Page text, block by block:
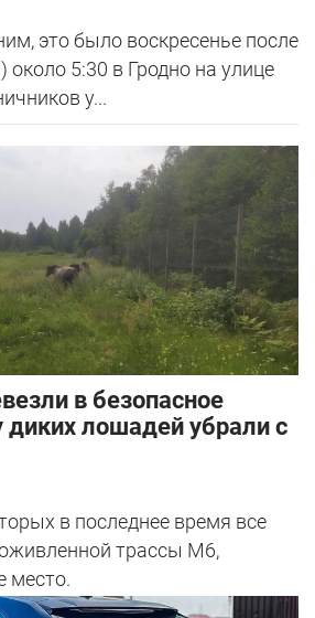
это было воскресенье после
около 5:30 в Гродно на улице
у...
в безопасное
диких лошадей убрали с
в последнее время все
трассы М6,
место.